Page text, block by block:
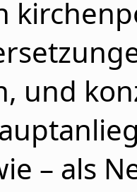
und
– als